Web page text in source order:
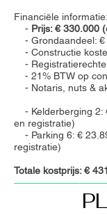
Financiële informatie:
- Prijs: € 330.000
- Grondaandeel: €
- Constructie
-
- 21% BTW op
- Notaris, nuts &
- Kelderberging 2:
en registratie)
- Parking 6: €
registratie)
Totale kostprijs: €